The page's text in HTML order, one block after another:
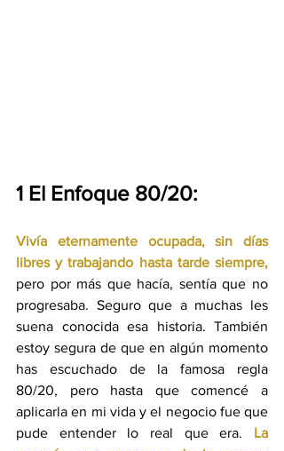
1 El Enfoque 80/20:
Vivía eternamente ocupada, sin días
libres y trabajando hasta tarde siempre,
pero por más que hacía, sentía que no
progresaba. Seguro que a muchas les
suena conocida esa historia. También
estoy segura de que en algún momento
has escuchado de la famosa regla
80/20, pero hasta que comencé a
aplicarla en mi vida y el negocio fue que
pude entender lo real que era. La